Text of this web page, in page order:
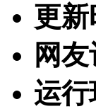
更新
网友
运行